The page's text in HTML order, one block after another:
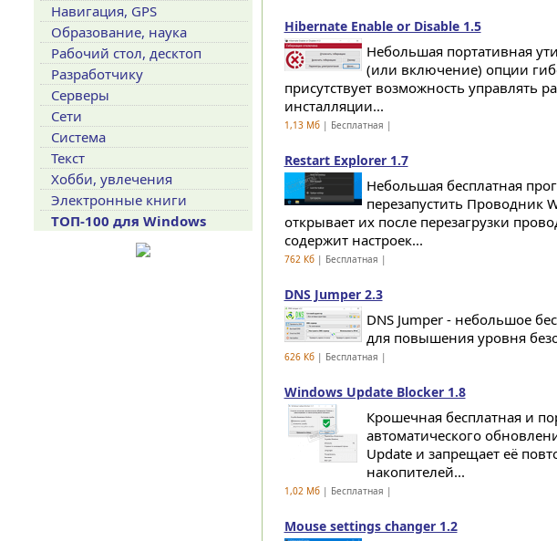
Hibernate Enable or Disable 1.5
Небольшая портативная
(или включение) опции
присутствует возможность управлять
инсталляции...
1,13 Мб| Бесплатная |
Restart Explorer 1.7
Небольшая бесплатная
перезапустить Проводник
открывает их после перезагрузки
содержит настроек...
762 Кб| Бесплатная |
DNS Jumper 2.3
DNS Jumper - небольшое
для повышения уровня
626 Кб| Бесплатная |
Windows Update Blocker 1.8
Крошечная бесплатная и
автоматического
Update и запрещает её
накопителей...
1,02 Мб| Бесплатная |
Mouse settings changer 1.2
Навигация, GPS
Образование, наука
Рабочий стол, десктоп
Разработчику
Серверы
Сети
Система
Текст
Хобби, увлечения
Электронные книги
ТОП-100 для Windows